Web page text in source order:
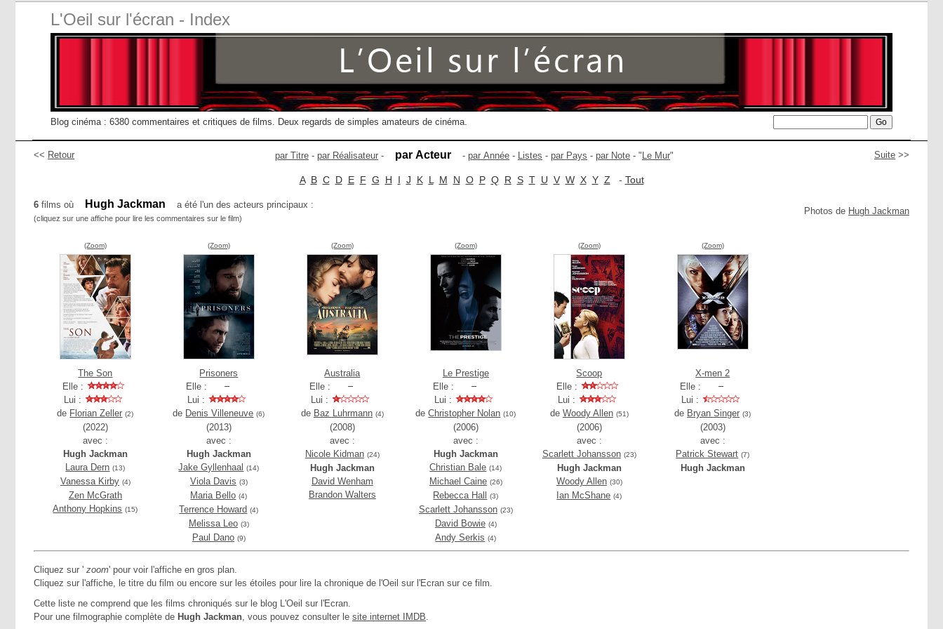
L'Oeil sur l'écran - Index
Blog cinéma : 6380 commentaires et critiques de films. Deux regards de simples amateurs de cinéma.
<< Retour Suite >>
par Titre - par Réalisateur - par Acteur - par Année - Listes - par Pays - par Note - " Le Mur"
A B C D E F G H I J K L M N O P Q R S T U V W X Y Z - Tout
Photos de Hugh Jackman
6 films où Hugh Jackman a été l'un des acteurs principaux :
(cliquez sur une affiche pour lire les commentaires sur le film)
(Zoom)
The Son
Elle :
Lui :
de Florian Zeller (2)
(2022)
avec :
Hugh Jackman
Laura Dern (13)
Vanessa Kirby (4)
Zen McGrath
Anthony Hopkins (15)
(Zoom)
Prisoners
Elle :
Lui :
de Denis Villeneuve (6)
(2013)
avec :
Hugh Jackman
Jake Gyllenhaal (14)
Viola Davis (3)
Maria Bello (4)
Terrence Howard (4)
Melissa Leo (3)
Paul Dano (9)
(Zoom)
Australia
Elle :
Lui :
de Baz Luhrmann (4)
(2008)
avec :
Nicole Kidman (24)
Hugh Jackman
David Wenham
Brandon Walters
(Zoom)
Le Prestige
Elle :
Lui :
deChristopher Nolan (10)
(2006)
avec :
Hugh Jackman
Christian Bale (14)
Michael Caine (26)
Rebecca Hall (3)
Scarlett Johansson (23)
David Bowie (4)
Andy Serkis (4)
(Zoom)
Scoop
Elle :
Lui :
de Woody Allen (51)
(2006)
avec :
Scarlett Johansson (23)
Hugh Jackman
Woody Allen (30)
Ian McShane (4)
(Zoom)
X-men 2
Elle :
Lui :
de Bryan Singer (3)
(2003)
avec :
Patrick Stewart (7)
Hugh Jackman
Cliquez sur ' zoom' pour voir l'affiche en gros plan.
Cliquez sur l'affiche, le titre du film ou encore sur les étoiles pour lire la chronique de l'Oeil sur l'Ecran sur ce film.
Cette liste ne comprend que les films chroniqués sur le blog L'Oeil sur l'Ecran.
Pour une filmographie complète de Hugh Jackman, vous pouvez consulter le site internet IMDB.